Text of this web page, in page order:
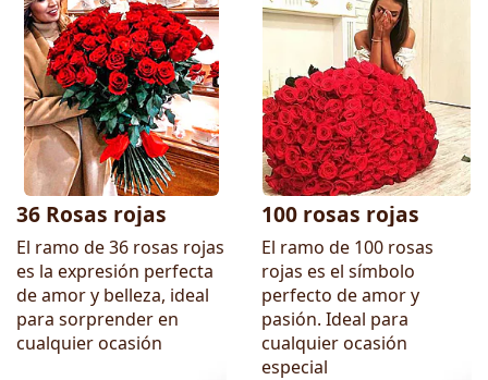
36 Rosas rojas
El ramo de 36 rosas rojas
es la expresión perfecta
de amor y belleza, ideal
para sorprender en
cualquier ocasión
100 rosas rojas
El ramo de 100 rosas
rojas es el símbolo
perfecto de amor y
pasión. Ideal para
cualquier ocasión
especial